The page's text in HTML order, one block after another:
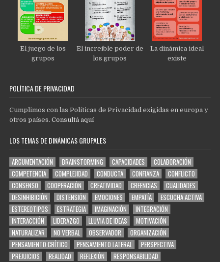
El juego de los
grupos
El increíble poder de
los grupos
La dinámica ideal
existe
POLÍTICA DE PRIVACIDAD
Cumplimos con las Políticas de Privacidad exigidas en europa y
otros países.Consultá aquí
LOS TEMAS DE DINÁMICAS GRUPALES
ARGUMENTACIÓN BRAINSTORMING CAPACIDADES
COLABORACIÓN
COMPETENCIA
COMPLEJIDAD CONDUCTA CONFIANZA
CONFLICTO
CONSENSO
COOPERACIÓN CREATIVIDAD CREENCIAS
CUALIDADES
DESINHIBICIÓN
DISTENSIÓN EMOCIONES EMPATÍA
ESCUCHA ACTIVA
ESTEREOTIPOS
ESTRATEGIA IMAGINACIÓN
INTEGRACIÓN
INTERACCIÓN
LIDERAZGO LLUVIA DE IDEAS
MOTIVACIÓN
NATURALIZAR
NO VERBAL OBSERVADOR
ORGANIZACIÓN
PENSAMIENTO CRÍTICO
PENSAMIENTO LATERAL
PERSPECTIVA
PREJUICIOS
REALIDAD REFLEXIÓN
RESPONSABILIDAD